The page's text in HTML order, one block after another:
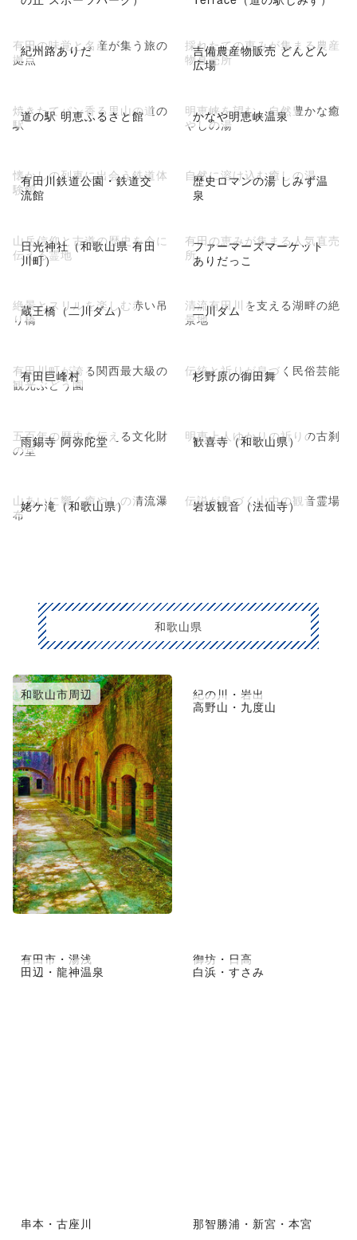
紀州路ありだ
有田の味覚と名産が集う旅の
拠点
吉備農産物販売 どんどん
広場
採れたての恵みが集まる農産
物直売所
道の駅 明恵ふるさと館
焼きたてパン香る里山の道の
駅
かなや明恵峡温泉
明恵峡を望む、自然豊かな癒
やしの湯
有田川鉄道公園・鉄道交
流館
懐かしの列車に出会う鉄道体
験館
歴史ロマンの湯 しみず温
泉
自然に溶け込む癒しの湯
日光神社（和歌山県 有田
川町）
山岳信仰と古道の歴史を今に
伝える霊地
ファーマーズマーケット
ありだっこ
有田の恵みが集まる人気直売
所
蔵王橋（二川ダム）
絶景とスリルを楽しむ赤い吊
り橋
二川ダム
清流有田川を支える湖畔の絶
景地
有田巨峰村
有田川町が誇る関西最大級の
観光ぶどう園
杉野原の御田舞
伝統と祈りが息づく民俗芸能
雨錫寺 阿弥陀堂
五百年の歴史を伝える文化財
の堂
歓喜寺（和歌山県）
明恵上人ゆかりの祈りの古刹
姥ケ滝（和歌山県）
山あいに響く癒やしの清流瀑
布
岩坂観音（法仙寺）
伝説が息づく山中の観音霊場
和歌山県
和歌山市周辺
紀の川・岩出
高野山・九度山
有田市・湯浅
御坊・日高
田辺・龍神温泉
白浜・すさみ
串本・古座川 那智勝浦・新宮・本宮